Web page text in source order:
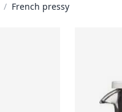
/ French pressy